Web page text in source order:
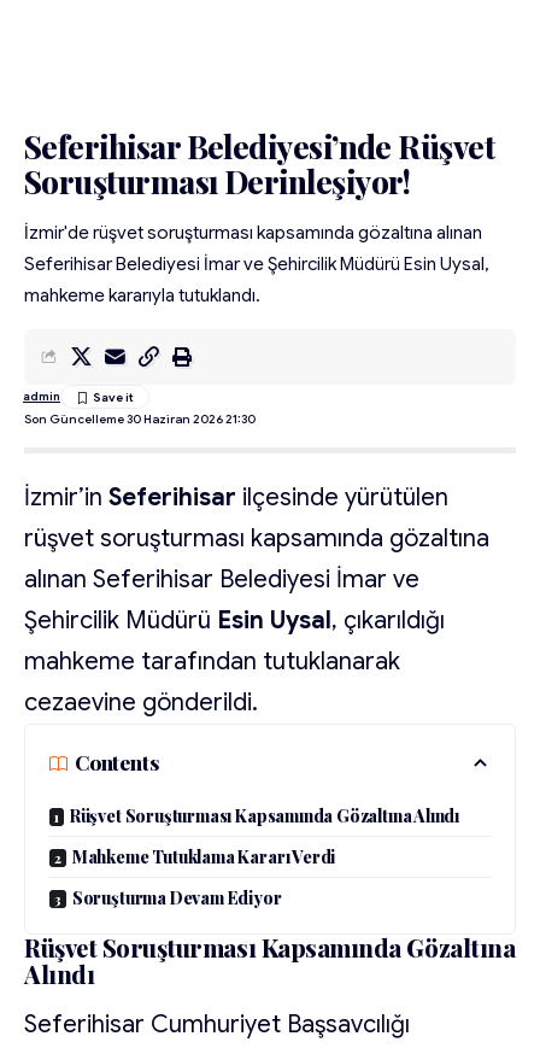
Seferihisar Belediyesi’nde Rüşvet
Soruşturması Derinleşiyor!
İzmir'de rüşvet soruşturması kapsamında gözaltına alınan
Seferihisar Belediyesi İmar ve Şehircilik Müdürü Esin Uysal,
mahkeme kararıyla tutuklandı.
Son Güncelleme 30 Haziran 2026 21:30
admin
İzmir’in Seferihisar ilçesinde yürütülen
rüşvet soruşturması kapsamında gözaltına
alınan Seferihisar Belediyesi İmar ve
Şehircilik Müdürü Esin Uysal, çıkarıldığı
mahkeme tarafından tutuklanarak
cezaevine gönderildi.
Contents
Rüşvet Soruşturması Kapsamında Gözaltına Alındı
Mahkeme Tutuklama Kararı Verdi
Soruşturma Devam Ediyor
Rüşvet Soruşturması Kapsamında Gözaltına
Alındı
Seferihisar Cumhuriyet Başsavcılığı